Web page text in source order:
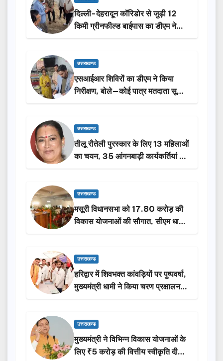
दिल्ली-देहरादून कॉरिडोर से जुड़ी 12
किमी ग्रीनफील्ड बाईपास का डीएम ने
किया निरीक्षण…
उत्तराखण्ड
एसआईआर शिविरों का डीएम ने किया
निरीक्षण, बोले—कोई पात्र मतदाता सूची
से न छूटे…
उत्तराखण्ड
तीलू रौतेली पुरस्कार के लिए 13 महिलाओं
का चयन, 35 आंगनबाड़ी कार्यकर्तियां भी
होंगी सम्मानित…
उत्तराखण्ड
मसूरी विधानसभा को 17.80 करोड़ की
विकास योजनाओं की सौगात, सीएम धामी
ने किया लोकार्पण-शिलान्यास.
उत्तराखण्ड
हरिद्वार में शिवभक्त कांवड़ियों पर पुष्पवर्षा,
मुख्यमंत्री धामी ने किया चरण प्रक्षालन…
उत्तराखण्ड
मुख्यमंत्री ने विभिन्न विकास योजनाओं के
लिए ₹5 करोड़ की वित्तीय स्वीकृति दी…